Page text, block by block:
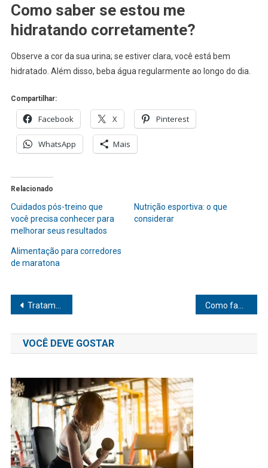
Como saber se estou me
hidratando corretamente?
Observe a cor da sua urina; se estiver clara, você está bem
hidratado. Além disso, beba água regularmente ao longo do dia.
Compartilhar:
Facebook X Pinterest
WhatsApp Mais
Relacionado
Cuidados pós-treino que
você precisa conhecer para
melhorar seus resultados
Nutrição esportiva: o que
considerar
Alimentação para corredores
de maratona
Navegação
de
Post
Tratamentos caseiros para acne e espinhas que realmente funcionam
VOCÊ DEVE GOSTAR